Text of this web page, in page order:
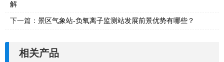
解
下一篇： 景区气象站-负氧离子监测站发展前景优势有哪些？
相关产品